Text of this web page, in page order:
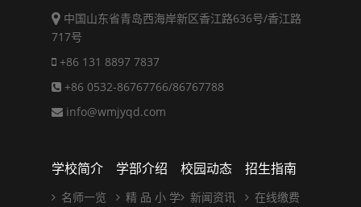
中国山东省青岛西海岸新区香江路636号/香江路
717号
+86 131 8897 7837
+86 0532-86767766/86767788
info@wmjyqd.com
学校简介
名师一览
学部介绍
精 品 小 学
校园动态
新闻资讯
招生指南
在线缴费